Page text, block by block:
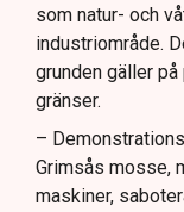
som natur- och
industriområde.
grunden gäller
gränser.
–
Grimsås mosse,
maskiner,